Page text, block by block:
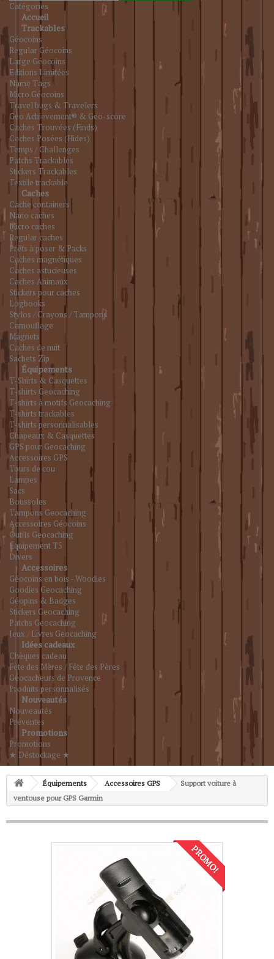
Catégories
Accueil
Trackables
Géocoins
Regular Géocoins
Large Géocoins
Editions Limitées
Name Tags
Micro Géocoins
Travel bugs & Travelers
Geo Achievement® & Geo-score
Caches Trouvées (Finds)
Caches Posées (Hides)
Temps / Challenges
Patchs Trackables
Stickers Trackables
Textile trackable
Caches
Cache containers
Nano caches
Micro caches
Regular caches
Prêts à poser & Packs
Caches magnétiques
Caches astucieuses
Caches Animaux
Stickers pour caches
Logbooks
Stylos / Crayons / Tampons
Camouflage
Magnets
Caches de nuit
Sachets Zip
Équipements
T-Shirts & Casquettes
T-shirts Geocaching
T-shirts à motifs Geocaching
T-shirts trackables
T-shirts personnalisables
Chapeaux & Casquettes
GPS pour Geocaching
Accessoires GPS
Tours de cou
Lampes
Sacs
Boussoles
Tampons Geocaching
Accessoires Géocoins
Outils Geocaching
Équipement T5
Divers
Accessoires
Géocoins en bois - Woodies
Goodies Geocaching
Géopins & Badges
Stickers Geocaching
Patchs Geocaching
Jeux / Livres Geocaching
Idées cadeaux
Chèques cadeau
Fête des Mères / Fête des Pères
Géocacheurs de Provence
Produits personnalisés
Nouveautés
Nouveautés
Préventes
Promotions
Promotions
★ Déstockage ★
Équipements Accessoires GPS
Support voiture à
ventouse pour GPS Garmin
PROMO!